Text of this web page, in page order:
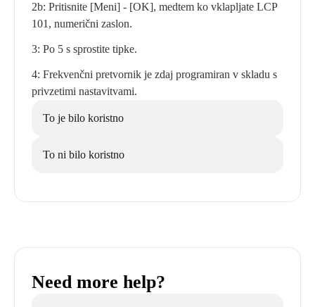
2b: Pritisnite [Meni] - [OK], medtem ko vklapljate LCP
101, numerični zaslon.
3: Po 5 s sprostite tipke.
4: Frekvenčni pretvornik je zdaj programiran v skladu s
privzetimi nastavitvami.
To je bilo koristno
To ni bilo koristno
Need more help?